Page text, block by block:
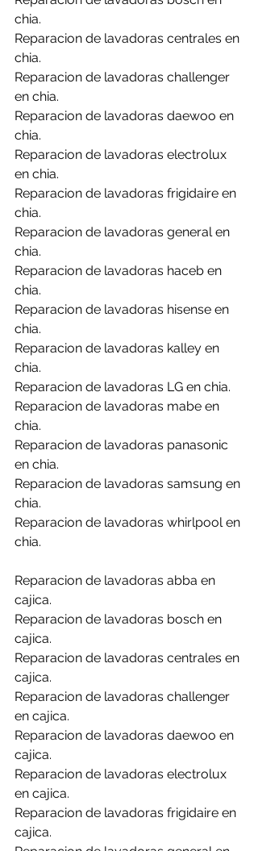
chia.
Reparacion de lavadoras centrales en
chia.
Reparacion de lavadoras challenger
en chia.
Reparacion de lavadoras daewoo en
chia.
Reparacion de lavadoras electrolux
en chia.
Reparacion de lavadoras frigidaire en
chia.
Reparacion de lavadoras general en
chia.
Reparacion de lavadoras haceb en
chia.
Reparacion de lavadoras hisense en
chia.
Reparacion de lavadoras kalley en
chia.
Reparacion de lavadoras LG en chia.
Reparacion de lavadoras mabe en
chia.
Reparacion de lavadoras panasonic
en chia.
Reparacion de lavadoras samsung en
chia.
Reparacion de lavadoras whirlpool en
chia.
Reparacion de lavadoras abba en
cajica.
Reparacion de lavadoras bosch en
cajica.
Reparacion de lavadoras centrales en
cajica.
Reparacion de lavadoras challenger
en cajica.
Reparacion de lavadoras daewoo en
cajica.
Reparacion de lavadoras electrolux
en cajica.
Reparacion de lavadoras frigidaire en
cajica.